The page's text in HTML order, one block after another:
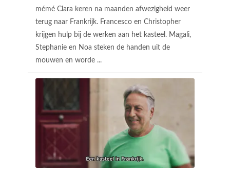
mémé Clara keren na maanden afwezigheid weer
terug naar Frankrijk. Francesco en Christopher
krijgen hulp bij de werken aan het kasteel. Magali,
Stephanie en Noa steken de handen uit de
mouwen en worde ...